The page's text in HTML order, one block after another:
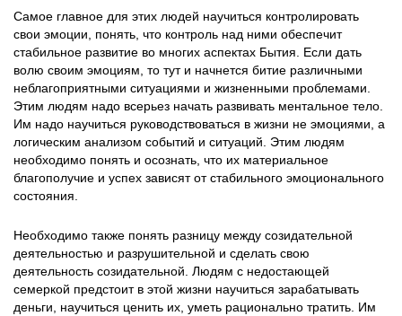
Самое главное для этих людей научиться контролировать
свои эмоции, понять, что контроль над ними обеспечит
стабильное развитие во многих аспектах Бытия. Если дать
волю своим эмоциям, то тут и начнется битие различными
неблагоприятными ситуациями и жизненными проблемами.
Этим людям надо всерьез начать развивать ментальное тело.
Им надо научиться руководствоваться в жизни не эмоциями, а
логическим анализом событий и ситуаций. Этим людям
необходимо понять и осознать, что их материальное
благополучие и успех зависят от стабильного эмоционального
состояния.
Необходимо также понять разницу между созидательной
деятельностью и разрушительной и сделать свою
деятельность созидательной. Людям с недостающей
семеркой предстоит в этой жизни научиться зарабатывать
деньги, научиться ценить их, уметь рационально тратить. Им